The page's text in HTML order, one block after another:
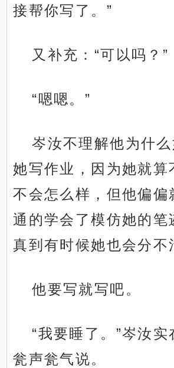
接帮你写了。”
又补充：“可以吗？”
“嗯嗯。”
岑汝不理解他为什
她写作业，因为她就算
不会怎么样，但他偏偏
通的学会了模仿她的笔
真到有时候她也会分不
他要写就写吧。
“我要睡了。”岑汝实
瓮声瓮气说。